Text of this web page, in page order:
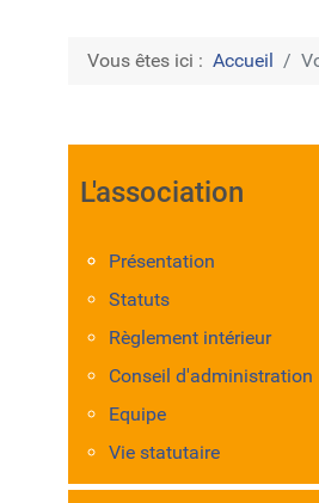
Vous êtes ici : Accueil
L'association
Présentation
Statuts
Règlement intérieur
Conseil d'administration
Equipe
Vie statutaire